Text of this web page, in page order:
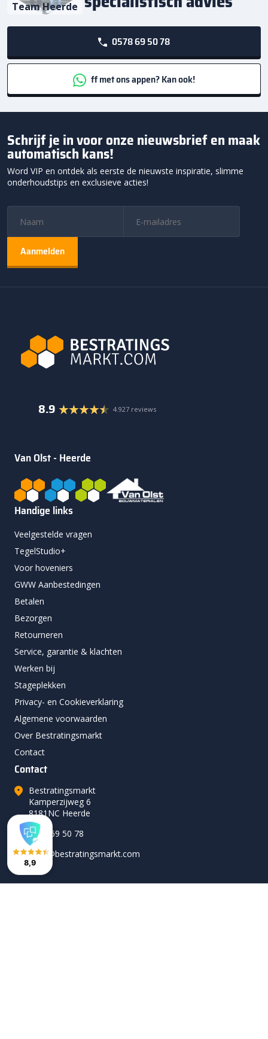
Team Heerde
0578 69 50 78
ff met ons appen? Kan ook!
Schrijf je in voor onze nieuwsbrief en maak
automatisch kans!
Word VIP en ontdek als eerste de nieuwste inspiratie, slimme
onderhoudstips en exclusieve acties!
8.9 4.927 reviews
Van Olst - Heerde
Handige links
Veelgestelde vragen
TegelStudio+
Voor hoveniers
GWW Aanbestedingen
Betalen
Bezorgen
Retourneren
Service, garantie & klachten
Werken bij
Stageplekken
Privacy- en Cookieverklaring
Algemene voorwaarden
Over Bestratingsmarkt
Contact
Contact
Bestratingsmarkt
Kamperzijweg 6
8181NC Heerde
0578 69 50 78
hallo@bestratingsmarkt.com
8,9